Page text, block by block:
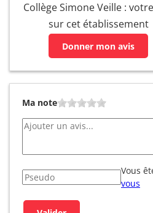
Collège Simone Veille :
sur cet établissement
Donner mon avis
Ma note
Vous
vous